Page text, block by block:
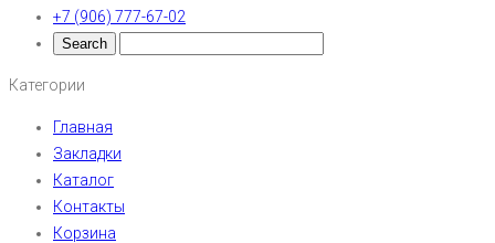
+7 (906) 777-67-02
Категории
Главная
Закладки
Каталог
Контакты
Корзина